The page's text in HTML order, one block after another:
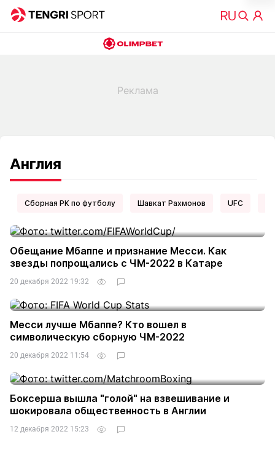
Англия
Сборная РК по футболу Шавкат Рахмонов UFC
Обещание Мбаппе и признание Месси. Как
звезды попрощались с ЧМ-2022 в Катаре
20 декабря 2022 19:32
Месси лучше Мбаппе? Кто вошел в
символическую сборную ЧМ-2022
20 декабря 2022 11:54
Боксерша вышла "голой" на взвешивание и
шокировала общественность в Англии
12 декабря 2022 15:23